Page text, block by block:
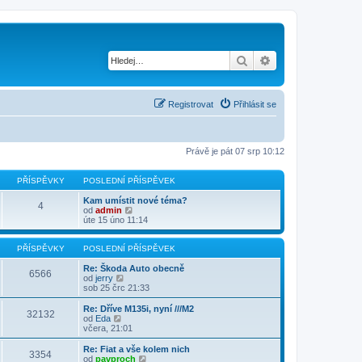
Hledat
Přihlásit se
Registrovat
Právě je pát 07 srp 10:12
PŘÍSPĚVKY POSLEDNÍ PŘÍSPĚVEK
4
Kam umístit nové téma?
od admin
o
b
r
a
z
i
p
o
s
n
í
úte 15 úno 11:14
PŘÍSPĚVKY POSLEDNÍ PŘÍSPĚVEK
6566
Re: Škoda Auto obecně
od jerry
o
b
r
z
p
sob 25 črc 21:33
32132
Re: Dříve M135i, nyní ///M2
od Eda
o
b
r
a
včera, 21:01
3354
Re: Fiat a vše kolem nich
od pavproch